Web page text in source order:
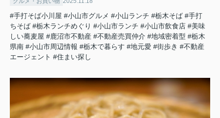
#手打そば小川屋 #小山市グルメ #小山ランチ #栃木そば #手打
ちそば #栃木ランチめぐり #小山市ランチ #小山市飲食店 #美味
しい蕎麦屋 #鹿沼市不動産 #不動産売買仲介 #地域密着型 #栃木
県南 #小山市周辺情報 #栃木で暮らす #地元愛 #街歩き #不動産
エージェント #住まい探し